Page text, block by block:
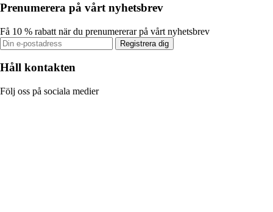
Prenumerera på vårt nyhetsbrev
Få 10 % rabatt när du prenumererar på vårt nyhetsbrev
Registrera dig
Håll kontakten
Följ oss på sociala medier